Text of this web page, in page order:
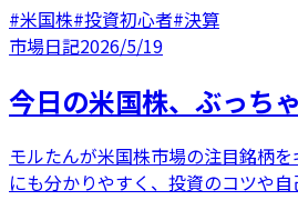
#米国株#投資初心者#決算
市場日記2026/5/19
今日の米国株、ぶっち
モルたんが米国株市場の注目銘柄
にも分かりやすく、投資のコツや